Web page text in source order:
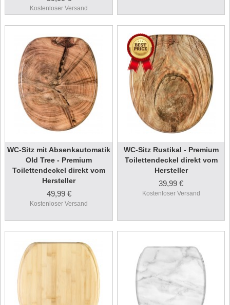
Kostenloser Versand
WC-Sitz mit Absenkautomatik
Old Tree - Premium
Toilettendeckel direkt vom
Hersteller
49,99 €
Kostenloser Versand
WC-Sitz Rustikal - Premium
Toilettendeckel direkt vom
Hersteller
39,99 €
Kostenloser Versand